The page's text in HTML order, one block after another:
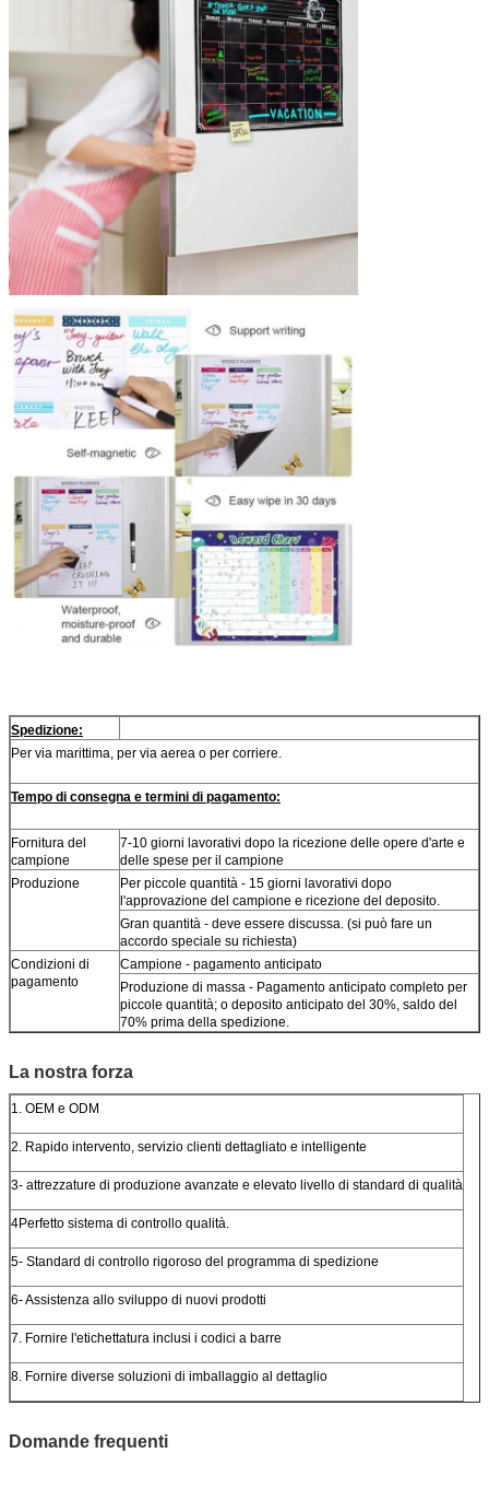
Spedizione:
Per via marittima, per via aerea o per corriere.
Tempo di consegna e termini di pagamento:
Fornitura del
campione
7-10 giorni lavorativi dopo la ricezione delle opere d'arte e
delle spese per il campione
Produzione
Per piccole quantità - 15 giorni lavorativi dopo
l'approvazione del campione e ricezione del deposito.
Gran quantità - deve essere discussa. (si può fare un
accordo speciale su richiesta)
Condizioni di
pagamento
Campione - pagamento anticipato
Produzione di massa - Pagamento anticipato completo per
piccole quantità; o deposito anticipato del 30%, saldo del
70% prima della spedizione.
La nostra forza
1. OEM e ODM
2. Rapido intervento, servizio clienti dettagliato e intelligente
3- attrezzature di produzione avanzate e elevato livello di standard di qualità
4Perfetto sistema di controllo qualità.
5- Standard di controllo rigoroso del programma di spedizione
6- Assistenza allo sviluppo di nuovi prodotti
7. Fornire l'etichettatura inclusi i codici a barre
8. Fornire diverse soluzioni di imballaggio al dettaglio
Domande frequenti